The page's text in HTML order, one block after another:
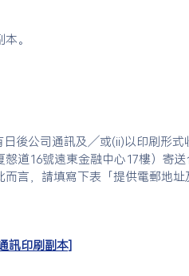
。
後公司通訊及╱或(ii)以印刷形
道16號遠東金融中心17樓）寄
言，請填寫下表「提供電郵地
訊印刷副本]